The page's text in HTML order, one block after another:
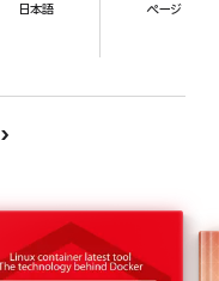
日本語 ページ